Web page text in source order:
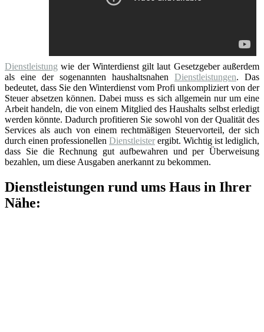
Dienstleistung wie der Winterdienst gilt laut Gesetzgeber außerdem
als eine der sogenannten haushaltsnahen Dienstleistungen. Das
bedeutet, dass Sie den Winterdienst vom Profi unkompliziert von der
Steuer absetzen können. Dabei muss es sich allgemein nur um eine
Arbeit handeln, die von einem Mitglied des Haushalts selbst erledigt
werden könnte. Dadurch profitieren Sie sowohl von der Qualität des
Services als auch von einem rechtmäßigen Steuervorteil, der sich
durch einen professionellen Dienstleister ergibt. Wichtig ist lediglich,
dass Sie die Rechnung gut aufbewahren und per Überweisung
bezahlen, um diese Ausgaben anerkannt zu bekommen.
Dienstleistungen rund ums Haus in Ihrer
Nähe: